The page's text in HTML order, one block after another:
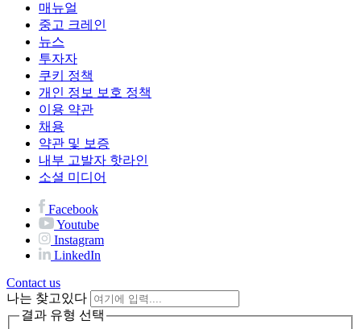
매뉴얼
중고 크레인
뉴스
투자자
쿠키 정책
개인 정보 보호 정책
이용 약관
채용
약관 및 보증
내부 고발자 핫라인
소셜 미디어
Facebook
Youtube
Instagram
LinkedIn
Contact us
나는 찾고있다
결과 유형 선택